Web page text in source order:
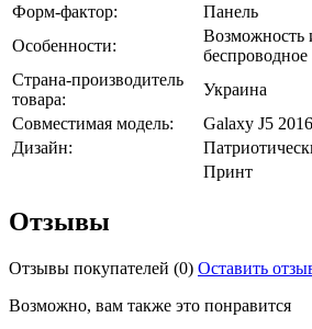
Форм-фактор:
Панель
Особенности:
Возможность
Страна-производитель
товара:
Украина
Совместимая модель:
Galaxy J5 2016
Дизайн:
Принт
Отзывы
Отзывы покупателей (0) Оставить
Возможно, вам также это понравится